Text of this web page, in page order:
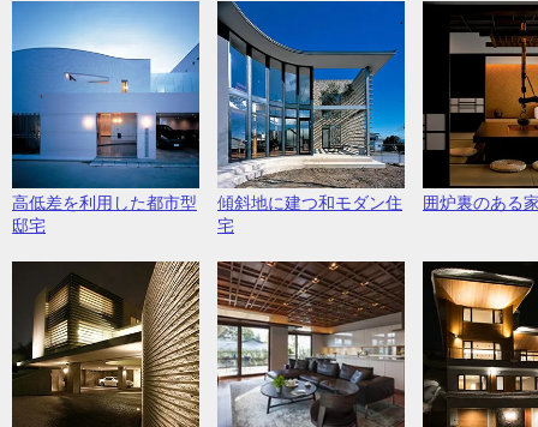
高低差を利用した都市型
邸宅
傾斜地に建つ和モダン住
宅
囲炉裏のある